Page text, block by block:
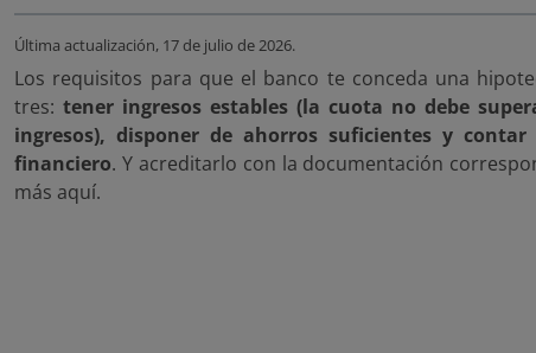
Última actualización, 17 de julio de 2026.
Los requisitos para que el banco te conceda una
tres: tener ingresos estables (la cuota no debe
ingresos), disponer de ahorros suficientes y
financiero. Y acreditarlo con la documentación
más aquí.